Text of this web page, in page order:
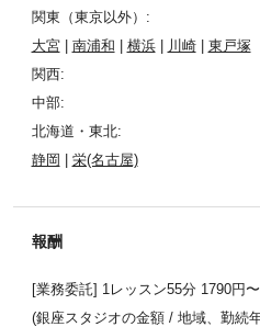
関東（東京以外）:
大宮| 南浦和 横浜| 川崎| 東戸塚
関西:
中部:
北海道・東北:
静岡
栄(名古屋)
報酬
[業務委託] 1レッスン55分 1790円
(銀座スタジオの金額 / 地域、勤続